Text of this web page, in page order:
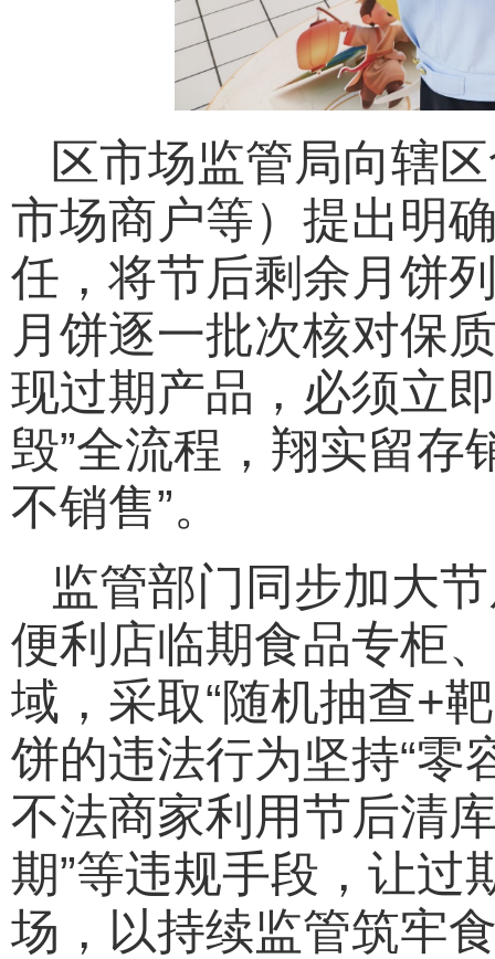
区市场监管局向辖
市场商户等）提出明
任，将节后剩余月饼
月饼逐一批次核对保
现过期产品，必须立
毁”全流程，翔实留存
不销售”。
监管部门同步加大
便利店临期食品专柜
域，采取“随机抽查+
饼的违法行为坚持“零
不法商家利用节后清
期”等违规手段，让过
场，以持续监管筑牢